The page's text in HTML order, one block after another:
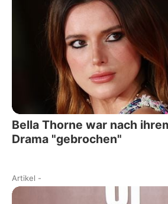
Bella Thorne war nach
Drama "gebrochen"
Artikel -